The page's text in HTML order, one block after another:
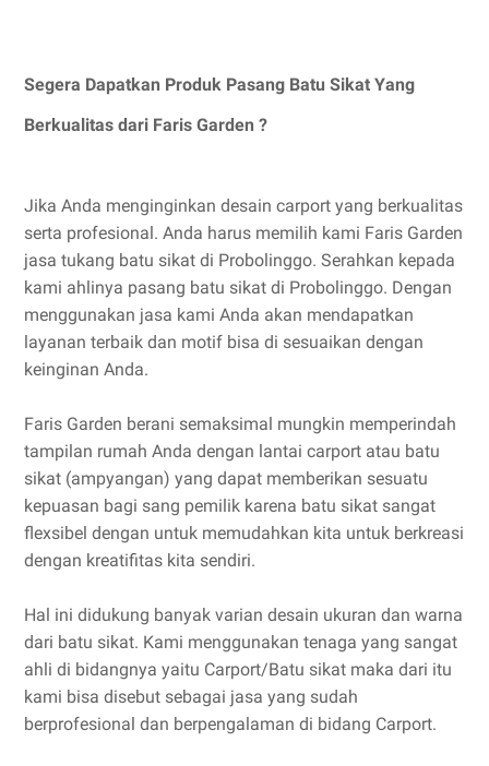
Segera Dapatkan Produk Pasang Batu Sikat Yang
Berkualitas dari Faris Garden ?
Jika Anda menginginkan desain carport yang berkualitas
serta profesional. Anda harus memilih kami Faris Garden
jasa tukang batu sikat di Probolinggo. Serahkan kepada
kami ahlinya pasang batu sikat di Probolinggo. Dengan
menggunakan jasa kami Anda akan mendapatkan
layanan terbaik dan motif bisa di sesuaikan dengan
keinginan Anda.
Faris Garden berani semaksimal mungkin memperindah
tampilan rumah Anda dengan lantai carport atau batu
sikat (ampyangan) yang dapat memberikan sesuatu
kepuasan bagi sang pemilik karena batu sikat sangat
flexsibel dengan untuk memudahkan kita untuk berkreasi
dengan kreatifitas kita sendiri.
Hal ini didukung banyak varian desain ukuran dan warna
dari batu sikat. Kami menggunakan tenaga yang sangat
ahli di bidangnya yaitu Carport/Batu sikat maka dari itu
kami bisa disebut sebagai jasa yang sudah
berprofesional dan berpengalaman di bidang Carport.